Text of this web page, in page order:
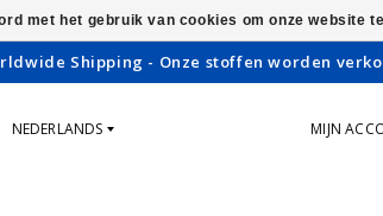
Shipping - Onze stoffen worden
NEDERLANDS MIJN
met het gebruik van cookies om onze website